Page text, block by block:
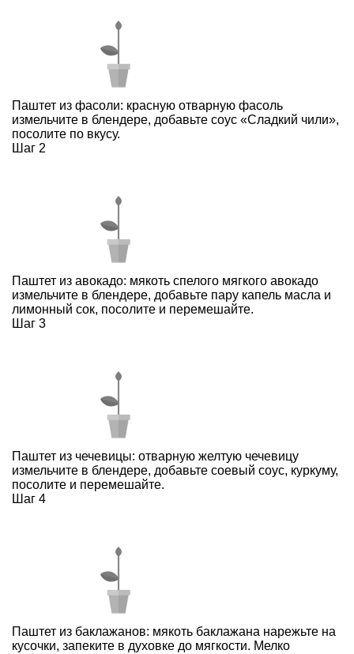
Паштет из фасоли: красную отварную фасоль
измельчите в блендере, добавьте соус «Сладкий чили»,
посолите по вкусу.
Шаг 2
Паштет из авокадо: мякоть спелого мягкого авокадо
измельчите в блендере, добавьте пару капель масла и
лимонный сок, посолите и перемешайте.
Шаг 3
Паштет из чечевицы: отварную желтую чечевицу
измельчите в блендере, добавьте соевый соус, куркуму,
посолите и перемешайте.
Шаг 4
Паштет из баклажанов: мякоть баклажана нарежьте на
кусочки, запеките в духовке до мягкости. Мелко